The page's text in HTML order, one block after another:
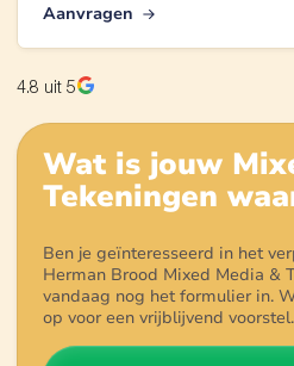
Aanvragen
4.8 uit 5
Wat is jouw
Tekeningen
Ben je geïnteresseerd in het
Herman Brood Mixed Media &
vandaag nog het formulier in.
op voor een vrijblijvend voorstel.